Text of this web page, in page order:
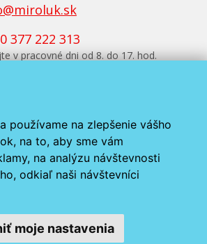
používame na zlepšenie vášho
na to, aby sme vám
na analýzu návštevnosti
odkiaľ naši návštevníci
moje nastavenia
377 222 313
v pracovné dni od 8. do 17. hod.